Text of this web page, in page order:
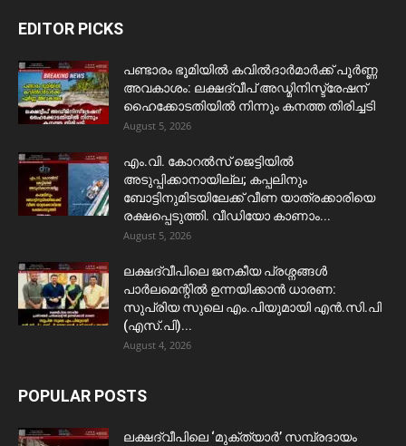
EDITOR PICKS
പണ്ടാരം ഭൂമിയിൽ കവിൽദാർമാർക്ക് പൂർണ്ണ
അവകാശം: ലക്ഷദ്വീപ് അഡ്മിനിസ്ട്രേഷന്
ഹൈക്കോടതിയിൽ നിന്നും കനത്ത തിരിച്ചടി
August 5, 2026
​എം.വി. കോറൽസ് ജെട്ടിയിൽ
അടുപ്പിക്കാനായില്ല; കപ്പലിനും
ബോട്ടിനുമിടയിലേക്ക് വീണ യാത്രക്കാരിയെ
രക്ഷപ്പെടുത്തി. വീഡിയോ കാണാം...
August 5, 2026
ലക്ഷദ്വീപിലെ ജനകീയ പ്രശ്നങ്ങൾ
പാർലമെന്റിൽ ഉന്നയിക്കാൻ ധാരണ:
സുപ്രിയ സുലെ എം.പിയുമായി എൻ.സി.പി
(എസ്.പി)...
August 4, 2026
POPULAR POSTS
ലക്ഷദ്വീപിലെ ‘മുക്ത്യാർ’ സമ്പ്രദായം